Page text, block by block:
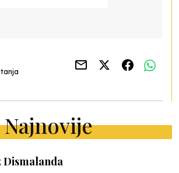
Najnovije
Dismalanda